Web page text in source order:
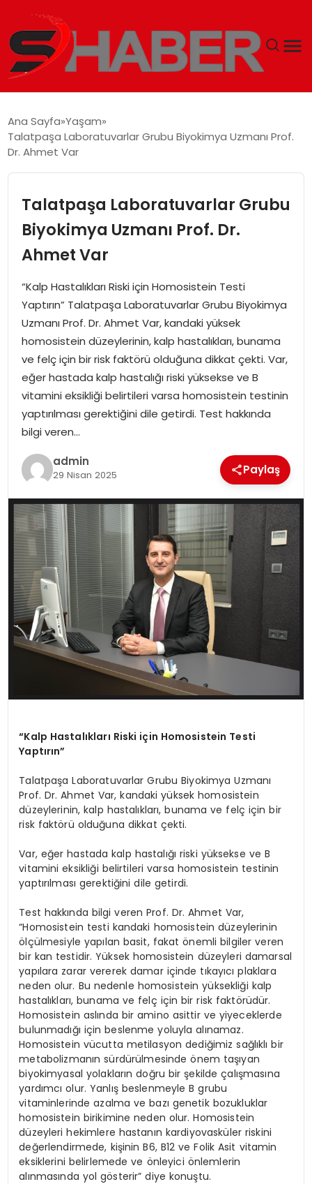
MAGAZIN
EKONOMI
SIYASET
EĞITIM
YAŞAM
Ana Sayfa Yaşam
Talatpaşa Laboratuvarlar Grubu Biyokimya Uzmanı Prof.
Dr. Ahmet Var
Talatpaşa Laboratuvarlar Grubu
Biyokimya Uzmanı Prof. Dr.
Ahmet Var
“Kalp Hastalıkları Riski için Homosistein Testi
Yaptırın” Talatpaşa Laboratuvarlar Grubu Biyokimya
Uzmanı Prof. Dr. Ahmet Var, kandaki yüksek
homosistein düzeylerinin, kalp hastalıkları, bunama
ve felç için bir risk faktörü olduğuna dikkat çekti. Var,
eğer hastada kalp hastalığı riski yüksekse ve B
vitamini eksikliği belirtileri varsa homosistein testinin
yaptırılması gerektiğini dile getirdi. Test hakkında
bilgi veren…
admin
29 Nisan 2025 Paylaş
“Kalp Hastalıkları Riski için Homosistein Testi
Yaptırın”
Talatpaşa Laboratuvarlar Grubu Biyokimya Uzmanı
Prof. Dr. Ahmet Var, kandaki yüksek homosistein
düzeylerinin, kalp hastalıkları, bunama ve felç için bir
risk faktörü olduğuna dikkat çekti.
Var, eğer hastada kalp hastalığı riski yüksekse ve B
vitamini eksikliği belirtileri varsa homosistein testinin
yaptırılması gerektiğini dile getirdi.
Test hakkında bilgi veren Prof. Dr. Ahmet Var,
“Homosistein testi kandaki homosistein düzeylerinin
ölçülmesiyle yapılan basit, fakat önemli bilgiler veren
bir kan testidir. Yüksek homosistein düzeyleri damarsal
yapılara zarar vererek damar içinde tıkayıcı plaklara
neden olur. Bu nedenle homosistein yüksekliği kalp
hastalıkları, bunama ve felç için bir risk faktörüdür.
Homosistein aslında bir amino asittir ve yiyeceklerde
bulunmadığı için beslenme yoluyla alınamaz.
Homosistein vücutta metilasyon dediğimiz sağlıklı bir
metabolizmanın sürdürülmesinde önem taşıyan
biyokimyasal yolakların doğru bir şekilde çalışmasına
yardımcı olur. Yanlış beslenmeyle B grubu
vitaminlerinde azalma ve bazı genetik bozukluklar
homosistein birikimine neden olur. Homosistein
düzeyleri hekimlere hastanın kardiyovasküler riskini
değerlendirmede, kişinin B6, B12 ve Folik Asit vitamin
eksiklerini belirlemede ve önleyici önlemlerin
alınmasında yol gösterir” diye konuştu.